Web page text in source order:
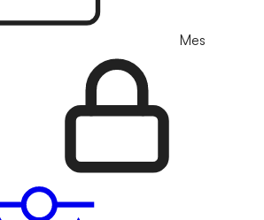
Mes